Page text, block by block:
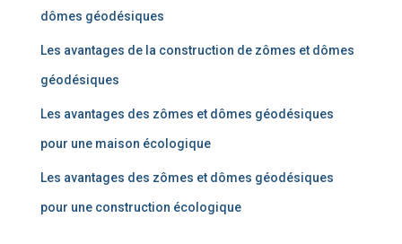
dômes géodésiques
Les avantages de la construction de zômes et dômes
géodésiques
Les avantages des zômes et dômes géodésiques
pour une maison écologique
Les avantages des zômes et dômes géodésiques
pour une construction écologique